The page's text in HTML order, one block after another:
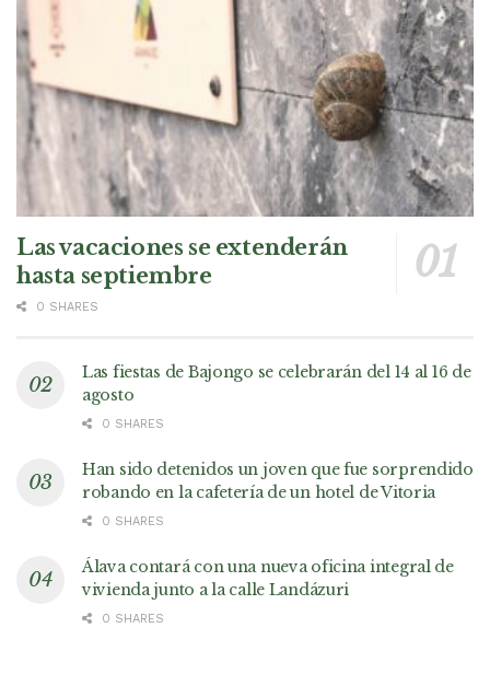
Las vacaciones se extenderán
hasta septiembre
0 SHARES
Las fiestas de Bajongo se celebrarán del 14 al 16 de
agosto
0 SHARES
Han sido detenidos un joven que fue sorprendido
robando en la cafetería de un hotel de Vitoria
0 SHARES
Álava contará con una nueva oficina integral de
vivienda junto a la calle Landázuri
0 SHARES